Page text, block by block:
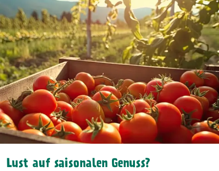
Lust auf saisonalen Genuss?